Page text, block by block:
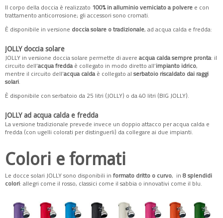
Il corpo della doccia è realizzato 100% in alluminio verniciato a polvere e con
trattamento anticorrosione; gli accessori sono cromati.
È disponibile in versione doccia solare o tradizionale, ad acqua calda e fredda:
JOLLY doccia solare
JOLLY in versione doccia solare permette di avere acqua calda sempre pronta: il
circuito dell’acqua fredda è collegato in modo diretto all’impianto idrico,
mentre il circuito dell’acqua calda è collegato al serbatoio riscaldato dai raggi
solari.
È disponibile con serbatoio da 25 litri (JOLLY) o da 40 litri (BIG JOLLY).
JOLLY ad acqua calda e fredda
La versione tradizionale prevede invece un doppio attacco per acqua calda e
fredda (con ugelli colorati per distinguerli) da collegare ai due impianti.
Colori e formati
Le docce solari JOLLY sono disponibili in formato dritto o curvo, in 8 splendidi
colori: allegri come il rosso, classici come il sabbia o innovativi come il blu.